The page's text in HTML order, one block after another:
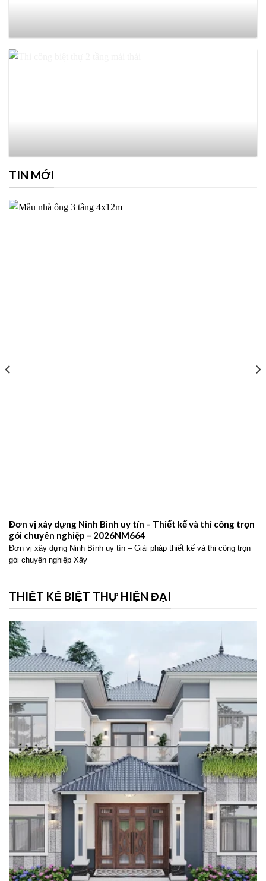
TIN MỚI
Đơn vị xây dựng Ninh Bình uy tín – Thiết kế và thi công trọn
gói chuyên nghiệp – 2026NM664
Đơn vị xây dựng Ninh Bình uy tín – Giải pháp thiết kế và thi công trọn
gói chuyên nghiệp Xây
THIẾT KẾ BIỆT THỰ HIỆN ĐẠI